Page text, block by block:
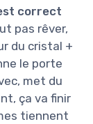
correct
pas rêver,
du cristal +
le porte
met du
ça va finir
tiennent